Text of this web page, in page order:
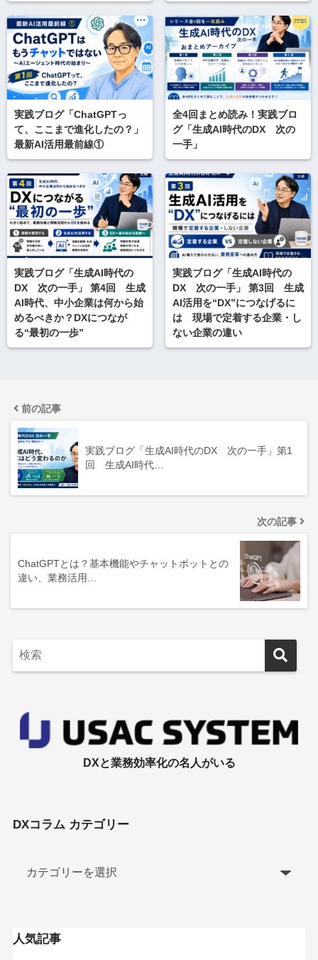
実践ブログ「ChatGPTっ
て、ここまで進化したの？」
最新AI活用最前線①
全4回まとめ読み！実践ブロ
グ「生成AI時代のDX 次の
一手」
実践ブログ「生成AI時代の
DX 次の一手」 第4回 生成
AI時代、中小企業は何から始
めるべきか？DXにつなが
る“最初の一歩”
実践ブログ「生成AI時代の
DX 次の一手」 第3回 生成
AI活用を“DX”につなげるに
は 現場で定着する企業・し
ない企業の違い
前の記事
実践ブログ「生成AI時代のDX 次の一手」第1
回 生成AI時代…
次の記事
ChatGPTとは？基本機能やチャットボットとの
違い、業務活用…
DXと業務効率化の名人がいる
DXコラム カテゴリー
人気記事